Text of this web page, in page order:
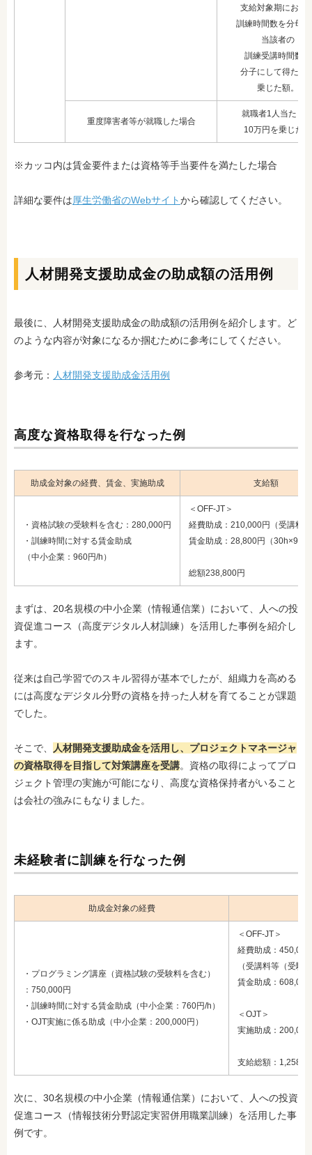
支給対象期におけ
訓練時間数を分母
当該者の
訓練受講時間数を
分子にして得た率
乗じた額。
重度障害者等が就職した場合
就職者1人当たり
10万円を乗じた額
※カッコ内は賃金要件または資格等手当要件を満たした場合
詳細な要件は厚生労働省のWebサイトから確認してください。
人材開発支援助成金の助成額の活用例
最後に、人材開発支援助成金の助成額の活用例を紹介します。ど
のような内容が対象になるか掴むために参考にしてください。
参考元： 人材開発支援助成金活用例
高度な資格取得を行なった例
助成金対象の経費、賃金、実施助成 支給額
・資格試験の受験料を含む：280,000円
・訓練時間に対する賃金助成
（中小企業：960円/h）
＜OFF-JT＞
経費助成：210,000円（受講料
賃金助成：28,800円（30h×960
総額238,800円
まずは、20名規模の中小企業（情報通信業）において、人への投
資促進コース（高度デジタル人材訓練）を活用した事例を紹介し
ます。
従来は自己学習でのスキル習得が基本でしたが、組織力を高める
には高度なデジタル分野の資格を持った人材を育てることが課題
でした。
そこで、
人材開発支援助成金を活用し、プロジェクトマネージャ
の資格取得を目指して対策講座を受講。資格の取得によってプロ
ジェクト管理の実施が可能になり、高度な資格保持者がいること
は会社の強みにもなりました。
未経験者に訓練を行なった例
助成金対象の経費
・プログラミング講座（資格試験の受験料を含む）
：750,000円
・訓練時間に対する賃金助成（中小企業：760円/h）
・OJT実施に係る助成（中小企業：200,000円）
＜OFF-JT＞
経費助成：450,000
（受講料等（受験
賃金助成：
＜OJT＞
実施助成：200,000
支給総額：
次に、30名規模の中小企業（情報通信業）において、人への投資
促進コース（情報技術分野認定実習併用職業訓練）を活用した事
例です。